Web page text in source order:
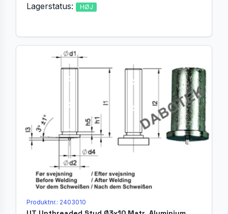
Lagerstatus: HØJ
Produktnr.: 2403010